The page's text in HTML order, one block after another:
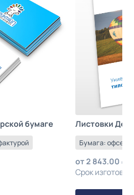
бумаге Листовки
Бумага:
от2 843.00
Срок